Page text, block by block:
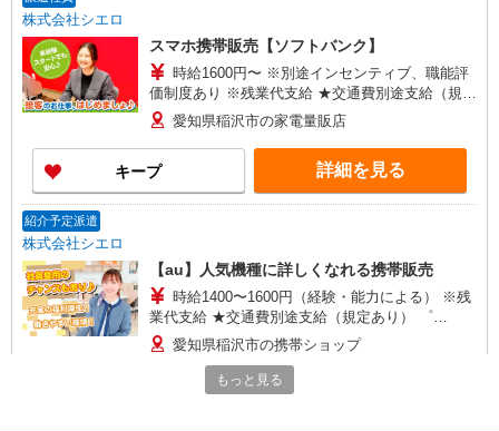
株式会社シエロ
スマホ携帯販売【ソフトバンク】
時給1600円〜 ※別途インセンティブ、職能評
価制度あり ※残業代支給 ★交通費別途支給（規定
あり） ゜+゜・。○。・゜+゜・。○。・゜+゜ 入
社祝い金10万円支給(規定有) お友達を紹介頂くと,
インセンティブ支給(規定有) ★月2回払い・週払い
可能（規程有）★ ゜・。○。・゜+゜・。○。・゜
+゜
愛知県稲沢市の家電量販店
キープ 詳細を見る
紹介予定派遣
株式会社シエロ
【au】人気機種に詳しくなれる携帯販売
時給1400〜1600円（経験・能力による） ※残
業代支給 ★交通費別途支給（規定あり） ゜
+゜・。○。・゜+゜・。○。・゜+゜ 入社祝い金10
万円支給(規定有) お友達を紹介頂くと, インセンテ
ィブ支給(規定有) ★月2回払い・週払い可能（規程
有）★ ゜・。○。・゜+゜・。○。・゜+゜
愛知県稲沢市の携帯ショップ
もっと見る